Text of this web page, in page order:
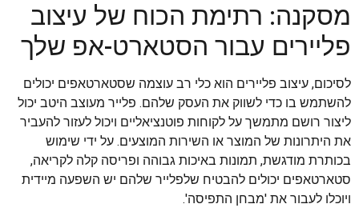
מסקנה: רתימת הכוח של עיצוב
פליירים עבור הסטארט-אפ שלך
לסיכום, עיצוב פליירים הוא כלי רב עוצמה שסטארטאפים יכולים
להשתמש בו כדי לשווק את העסק שלהם. פלייר מעוצב היטב יכול
ליצור רושם מתמשך על לקוחות פוטנציאליים ויכול לעזור להעביר
את היתרונות של המוצר או השירות המוצעים. על ידי שימוש
בכותרת מודגשת, תמונות באיכות גבוהה ופריסה קלה לקריאה,
סטארטאפים יכולים להבטיח שלפלייר שלהם יש השפעה מיידית
ויוכלו לעבור את 'מבחן התפיסה'.